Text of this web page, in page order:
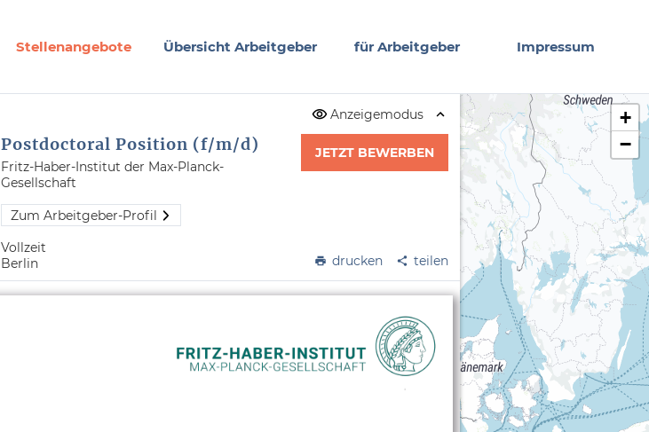
Stellenangebote Übersicht Arbeitgeber für Arbeitgeber Impressum
Anzeigemodus
Postdoctoral Position (f/m/d)
Fritz-Haber-Institut der Max-Planck-
Gesellschaft
Zum Arbeitgeber-Profil
Vollzeit
Berlin
JETZT BEWERBEN
drucken teilen
+
−